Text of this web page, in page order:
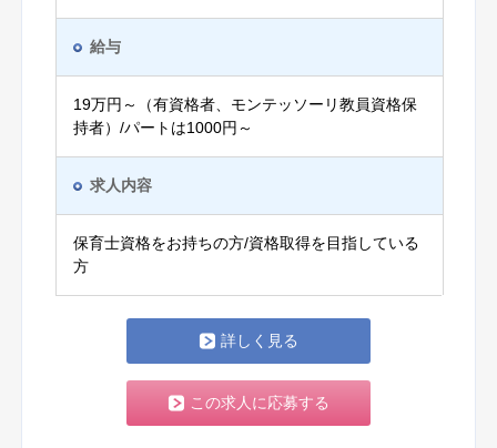
給与
19万円～（有資格者、モンテッソーリ教員資格保
持者）/パートは1000円～
求人内容
保育士資格をお持ちの方/資格取得を目指している
方
詳しく見る
この求人に応募する